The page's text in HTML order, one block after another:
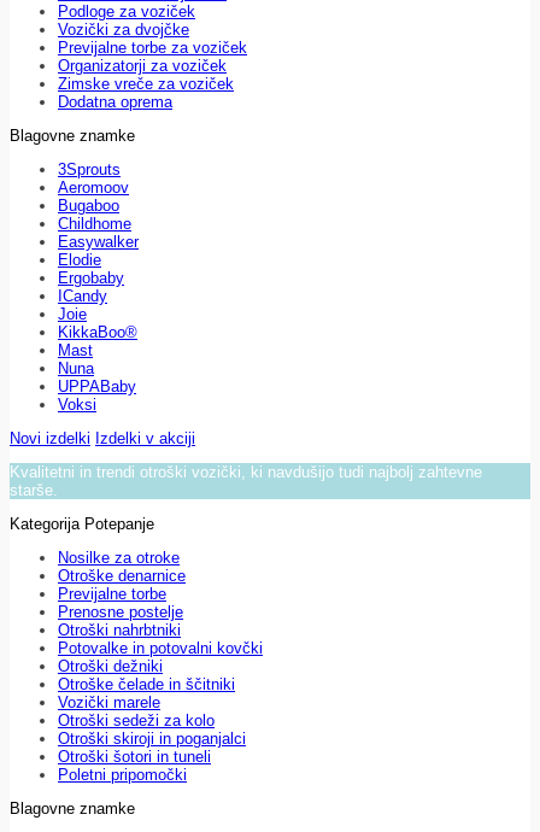
Podloge za voziček
Vozički za dvojčke
Previjalne torbe za voziček
Organizatorji za voziček
Zimske vreče za voziček
Dodatna oprema
Blagovne znamke
3Sprouts
Aeromoov
Bugaboo
Childhome
Easywalker
Elodie
Ergobaby
ICandy
Joie
KikkaBoo®
Mast
Nuna
UPPABaby
Voksi
Novi izdelki Izdelki v akciji
Kvalitetni in trendi otroški vozički, ki navdušijo tudi najbolj zahtevne
starše.
Kategorija Potepanje
Nosilke za otroke
Otroške denarnice
Previjalne torbe
Prenosne postelje
Otroški nahrbtniki
Potovalke in potovalni kovčki
Otroški dežniki
Otroške čelade in ščitniki
Vozički marele
Otroški sedeži za kolo
Otroški skiroji in poganjalci
Otroški šotori in tuneli
Poletni pripomočki
Blagovne znamke